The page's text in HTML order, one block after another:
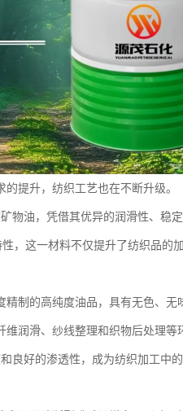
提升，纺织工艺也在不断升级。
物油，凭借其优异的润滑性、稳
，这一材料不仅提升了纺织品的
制的高纯度油品，具有无色、无
润滑、纱线整理和织物后处理等
良好的渗透性，成为纺织加工中的